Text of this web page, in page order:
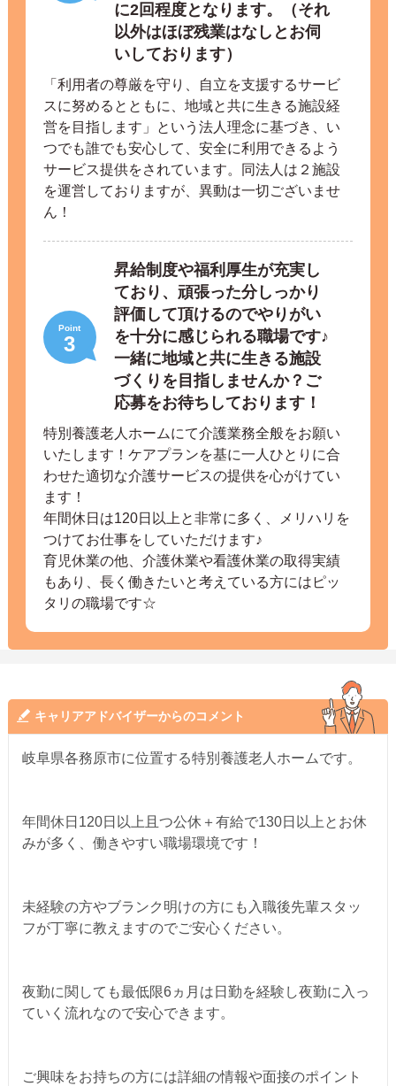
に2回程度となります。（それ
以外はほぼ残業はなしとお伺
いしております）
「利用者の尊厳を守り、自立を支援するサービ
スに努めるとともに、地域と共に生きる施設経
営を目指します」という法人理念に基づき、い
つでも誰でも安心して、安全に利用できるよう
サービス提供をされています。同法人は２施設
を運営しておりますが、異動は一切ございませ
ん！
Point
3
昇給制度や福利厚生が充実し
ており、頑張った分しっかり
評価して頂けるのでやりがい
を十分に感じられる職場です♪
一緒に地域と共に生きる施設
づくりを目指しませんか？ご
応募をお待ちしております！
特別養護老人ホームにて介護業務全般をお願い
いたします！ケアプランを基に一人ひとりに合
わせた適切な介護サービスの提供を心がけてい
ます！
年間休日は120日以上と非常に多く、メリハリを
つけてお仕事をしていただけます♪
育児休業の他、介護休業や看護休業の取得実績
もあり、長く働きたいと考えている方にはピッ
タリの職場です☆
キャリアアドバイザーからのコメント
岐阜県各務原市に位置する特別養護老人ホームです。
年間休日120日以上且つ公休＋有給で130日以上とお休
みが多く、働きやすい職場環境です！
未経験の方やブランク明けの方にも入職後先輩スタッ
フが丁寧に教えますのでご安心ください。
夜勤に関しても最低限6ヵ月は日勤を経験し夜勤に入っ
ていく流れなので安心できます。
ご興味をお持ちの方には詳細の情報や面接のポイント